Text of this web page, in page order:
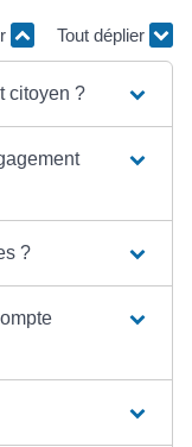
Tout déplier
citoyen ?
?